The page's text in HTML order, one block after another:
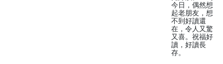
今日，偶然想
起老朋友，想
不到好讀還
在，令人又驚
又喜。祝福好
讀，好讀長
存。